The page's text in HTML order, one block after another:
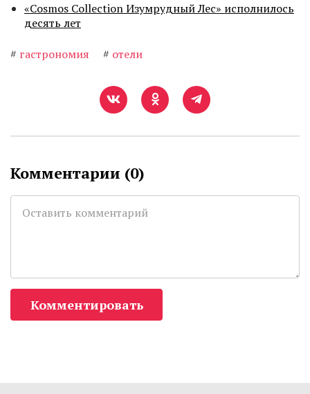
«Cosmos Collection Изумрудный Лес» исполнилось
десять лет
# гастрономия # отели
Комментарии (0)
Комментировать